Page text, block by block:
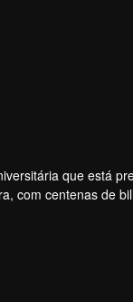
que está
com centenas de
é um